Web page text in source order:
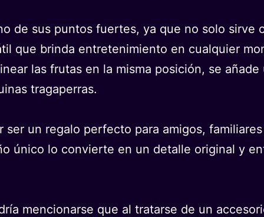
de sus puntos fuertes, ya que no solo sirve
que brinda entretenimiento en cualquier
las frutas en la misma posición, se
tragaperras.
un regalo perfecto para amigos,
único lo convierte en un detalle original y
mencionarse que al tratarse de un